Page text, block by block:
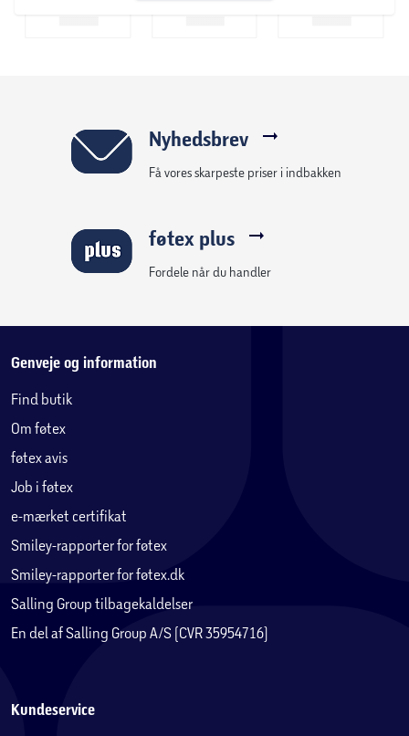
Nyhedsbrev
Få vores skarpeste priser i indbakken
føtex plus
Fordele når du handler
Genveje og information
Find butik
Om føtex
føtex avis
Job i føtex
e-mærket certifikat
Smiley-rapporter for føtex
Smiley-rapporter for føtex.dk
Salling Group tilbagekaldelser
En del af Salling Group A/S (CVR 35954716)
Kundeservice